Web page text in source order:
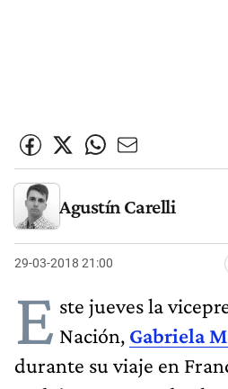
Agustín Carelli
29-03-2018 21:00
E ste jueves la
Nación, Gabriela
durante su viaje en